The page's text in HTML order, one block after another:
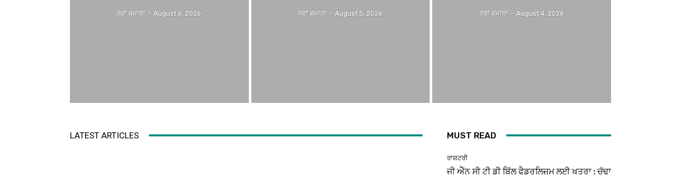
ਨਵਾਂ ਜ਼ਮਾਨਾ - August 6, 2026 ਨਵਾਂ ਜ਼ਮਾਨਾ - August 5, 2026 ਨਵਾਂ ਜ਼ਮਾਨਾ - August 4, 2026
LATEST ARTICLES MUST READ
ਰਾਸ਼ਟਰੀ
ਜੀ ਐੱਨ ਸੀ ਟੀ ਡੀ ਬਿੱਲ ਫੈਡਰਲਿਜ਼ਮ ਲਈ ਖਤਰਾ : ਚੱਢਾ